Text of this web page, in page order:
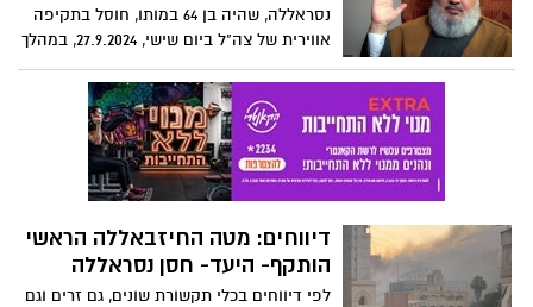
ההתפתחויות האחרונות ולספק מענה לביקוש
נסראללה, שהיה בן 64 במותו, חוסל בתקיפה
אווירית של צה"ל ביום שישי, 27.9.2024, במהלך
מבצע ממוקד בדרום לבנון.
דיווחים: מטה החיזבאללה הראשי
הותקף- היעד- חסן נסראללה
לפי דיווחים בכלי תקשורת שונים, גם זרים וגם